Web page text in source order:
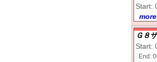
Start:
Ｇ８
Start:
End: